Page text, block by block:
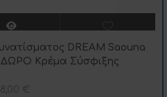
DREAM Saouna
ΔΩΡΟ Κρέμα Σύσφιξης
€